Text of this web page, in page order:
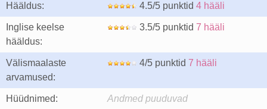
Hääldus: 4.5/5 punktid 4 hääli
Inglise keelse
hääldus:
3.5/5 punktid 7 hääli
Välismaalaste
arvamused:
4/5 punktid 7 hääli
Hüüdnimed: Andmed puuduvad